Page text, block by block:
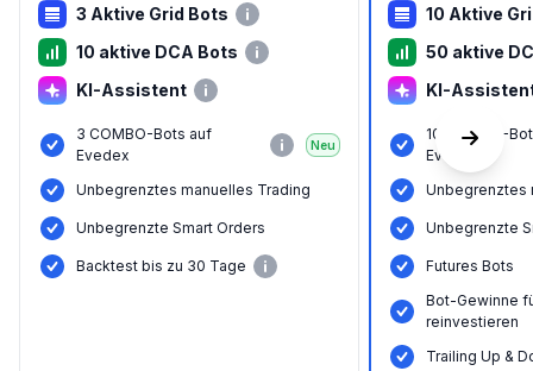
3 Aktive Grid Bots
10 aktive DCA Bots
KI-Assistent
3 COMBO-Bots auf
Evedex
Neu
Unbegrenztes manuelles Trading
Unbegrenzte Smart Orders
Backtest bis zu 30 Tage
10 Aktive
50 aktive
KI-
10 COMBO-
Evedex
Unbegrenztes
Unbegrenzte
Futures Bots
Bot-Gewinne
reinvestieren
Trailing Up &